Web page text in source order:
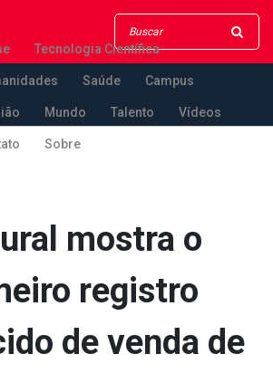
Tecnologia Científica
Saúde Campus
Mundo Talento Vídeos
Sobre
mostra o
registro
de venda de